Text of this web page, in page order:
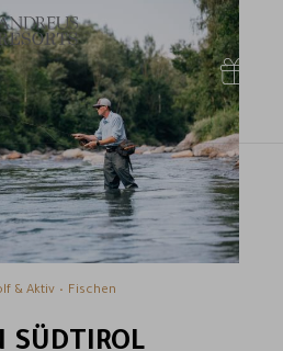
& Aktiv Fischen
SÜDTIROL